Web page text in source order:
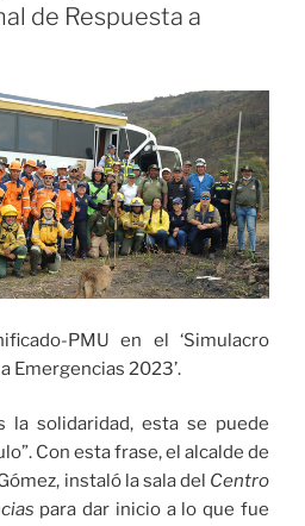
de Respuesta a
PMU en el ‘Simulacro
Emergencias 2023’.
la solidaridad, esta se puede
Con esta frase, el alcalde de
instaló la sala del Centro
para dar inicio a lo que fue